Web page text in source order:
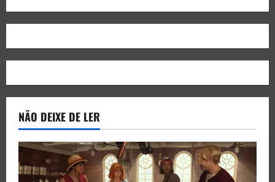
NÃO DEIXE DE LER